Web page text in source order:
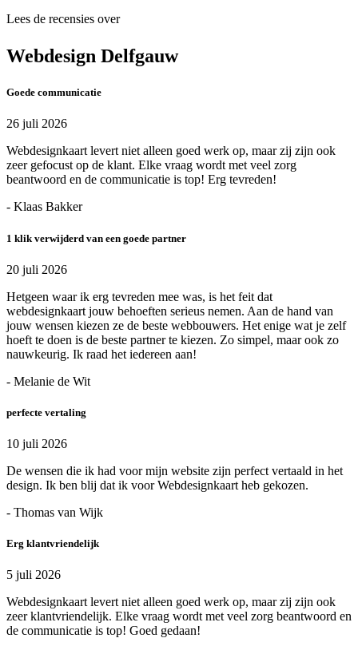
Lees de recensies over
Webdesign Delfgauw
Goede communicatie
26 juli 2026
Webdesignkaart levert niet alleen goed werk op, maar zij zijn ook
zeer gefocust op de klant. Elke vraag wordt met veel zorg
beantwoord en de communicatie is top! Erg tevreden!
- Klaas Bakker
1 klik verwijderd van een goede partner
20 juli 2026
Hetgeen waar ik erg tevreden mee was, is het feit dat
webdesignkaart jouw behoeften serieus nemen. Aan de hand van
jouw wensen kiezen ze de beste webbouwers. Het enige wat je zelf
hoeft te doen is de beste partner te kiezen. Zo simpel, maar ook zo
nauwkeurig. Ik raad het iedereen aan!
- Melanie de Wit
perfecte vertaling
10 juli 2026
De wensen die ik had voor mijn website zijn perfect vertaald in het
design. Ik ben blij dat ik voor Webdesignkaart heb gekozen.
- Thomas van Wijk
Erg klantvriendelijk
5 juli 2026
Webdesignkaart levert niet alleen goed werk op, maar zij zijn ook
zeer klantvriendelijk. Elke vraag wordt met veel zorg beantwoord en
de communicatie is top! Goed gedaan!